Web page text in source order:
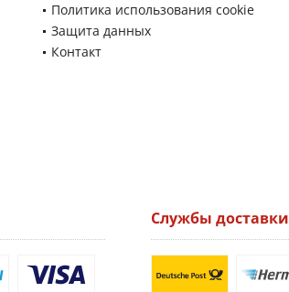
Политика использования cookie
Защита данных
Контакт
Службы доставки